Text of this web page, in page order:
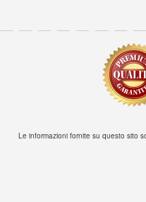
Le informazioni fornite su questo sito